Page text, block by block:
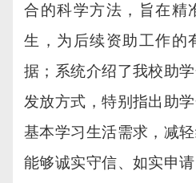
合的科学方法，旨在精
生，为后续资助工作的
据；系统介绍了我校助
发放方式，特别指出助
基本学习生活需求，减
能够诚实守信、如实申